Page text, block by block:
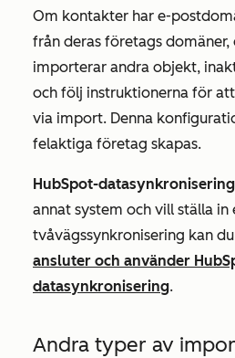
Om kontakter har e-
från deras företags domäner,
importerar andra objekt,
och följ instruktionerna för
via import. Denna
felaktiga företag skapas.
HubSpot-datasynkronisering
annat system och vill ställa in
tvåvägssynkronisering kan
ansluter och använder
datasynkronisering.
Andra typer av